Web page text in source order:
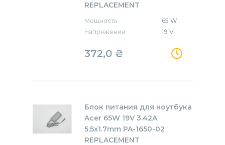
REPLACEMENT
Мощность
65 W
Напряжение
19 V
372,0 ₴
Блок питания для ноутбука
Acer 65W 19V 3.42A
5.5x1.7mm PA-1650-02
REPLACEMENT